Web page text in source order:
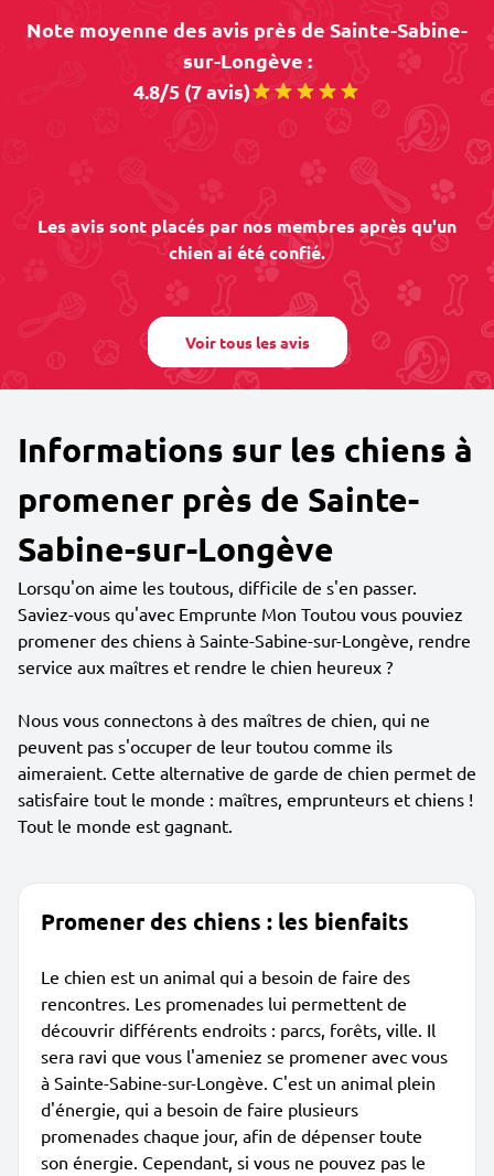
Note moyenne des avis près de Sainte-Sabine-
sur-Longève :
4.8/5 (7 avis)
Les avis sont placés par nos membres après qu'un
chien ai été confié.
Voir tous les avis
Informations sur les chiens à
promener près de Sainte-
Sabine-sur-Longève
Lorsqu'on aime les toutous, difficile de s'en passer.
Saviez-vous qu'avec Emprunte Mon Toutou vous pouviez
promener des chiens à Sainte-Sabine-sur-Longève, rendre
service aux maîtres et rendre le chien heureux ?
Nous vous connectons à des maîtres de chien, qui ne
peuvent pas s'occuper de leur toutou comme ils
aimeraient. Cette alternative de garde de chien permet de
satisfaire tout le monde : maîtres, emprunteurs et chiens !
Tout le monde est gagnant.
Promener des chiens : les bienfaits
Le chien est un animal qui a besoin de faire des
rencontres. Les promenades lui permettent de
découvrir différents endroits : parcs, forêts, ville. Il
sera ravi que vous l'ameniez se promener avec vous
à Sainte-Sabine-sur-Longève. C'est un animal plein
d'énergie, qui a besoin de faire plusieurs
promenades chaque jour, afin de dépenser toute
son énergie. Cependant, si vous ne pouvez pas le